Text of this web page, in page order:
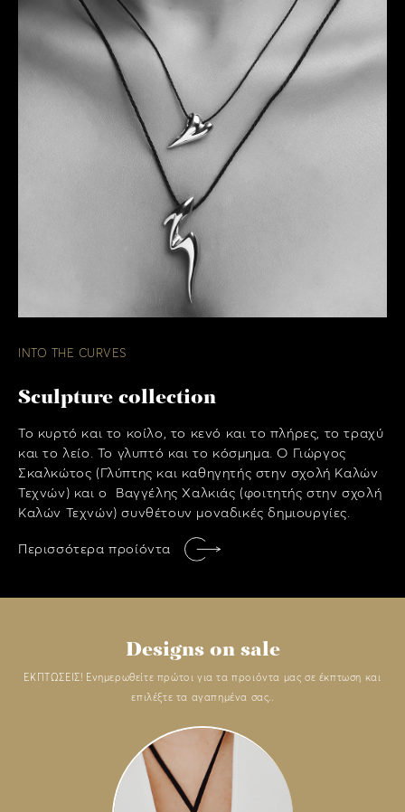
INTO THE CURVES
Sculpture collection
Το κυρτό και το κοίλο, το κενό και το πλήρες, το τραχύ
και το λείο. Το γλυπτό και το κόσμημα. Ο Γιώργος
Σκαλκώτος (Γλύπτης και καθηγητής στην σχολή Καλών
Τεχνών) και ο Βαγγέλης Χαλκιάς (φοιτητής στην σχολή
Καλών Τεχνών) συνθέτουν μοναδικές δημιουργίες.
Περισσότερα προίόντα
Designs on sale
ΕΚΠΤΩΣΕΙΣ! Ενημερωθείτε πρώτοι για τα προιόντα μας σε έκπτωση και
επιλέξτε τα αγαπημένα σας..